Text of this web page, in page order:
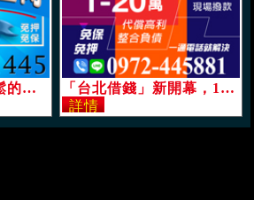
「台北借錢」最輕鬆的週轉，小額借款，一定借，免押免保，可代償高利「即樂貸」 「台北借錢」新開幕，1-20萬首月免息，24H強力過件，無工作也借，代償高利整合負債，一通電話就解決「即樂貸」